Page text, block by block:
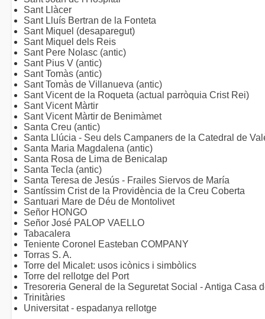
Sant Llàcer
Sant Lluís Bertran de la Fonteta
Sant Miquel (desaparegut)
Sant Miquel dels Reis
Sant Pere Nolasc (antic)
Sant Pius V (antic)
Sant Tomàs (antic)
Sant Tomàs de Villanueva (antic)
Sant Vicent de la Roqueta (actual parròquia Crist Rei)
Sant Vicent Màrtir
Sant Vicent Màrtir de Benimàmet
Santa Creu (antic)
Santa Llúcia - Seu dels Campaners de la Catedral de
Santa Maria Magdalena (antic)
Santa Rosa de Lima de Benicalap
Santa Tecla (antic)
Santa Teresa de Jesús - Frailes Siervos de María
Santíssim Crist de la Providència de la Creu Coberta
Santuari Mare de Déu de Montolivet
Señor HONGO
Señor José PALOP VAELLO
Tabacalera
Teniente Coronel Easteban COMPANY
Torras S. A.
Torre del Micalet: usos icònics i simbòlics
Torre del rellotge del Port
Tresoreria General de la Seguretat Social - Antiga Casa
Trinitàries
Universitat - espadanya rellotge